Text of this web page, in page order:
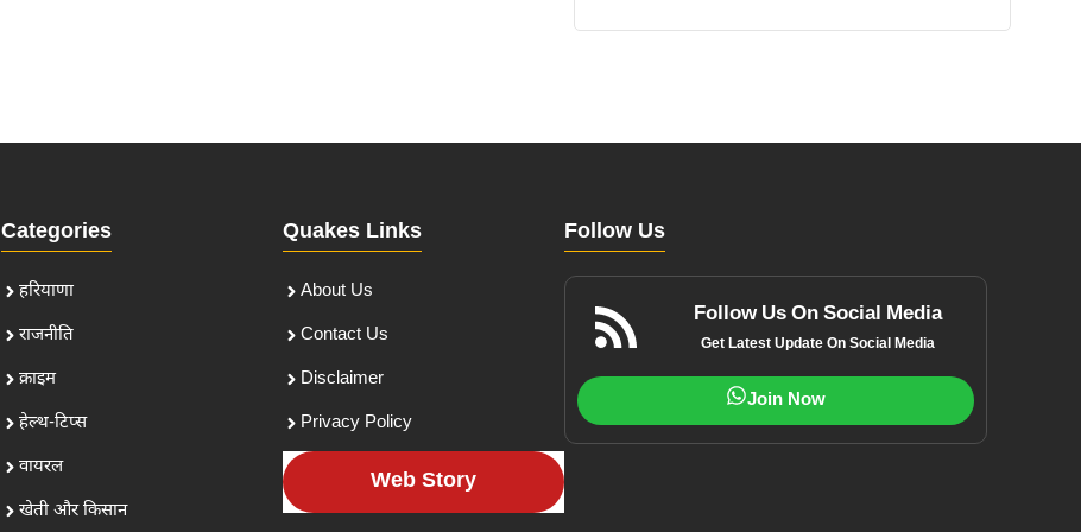
Categories
हरियाणा
राजनीति
क्राइम
हेल्थ-टिप्स
वायरल
खेती और किसान
Quakes Links
About Us
Contact Us
Disclaimer
Privacy Policy
Web Story
Follow Us
Follow Us On Social Media
Get Latest Update On Social Media
Join Now